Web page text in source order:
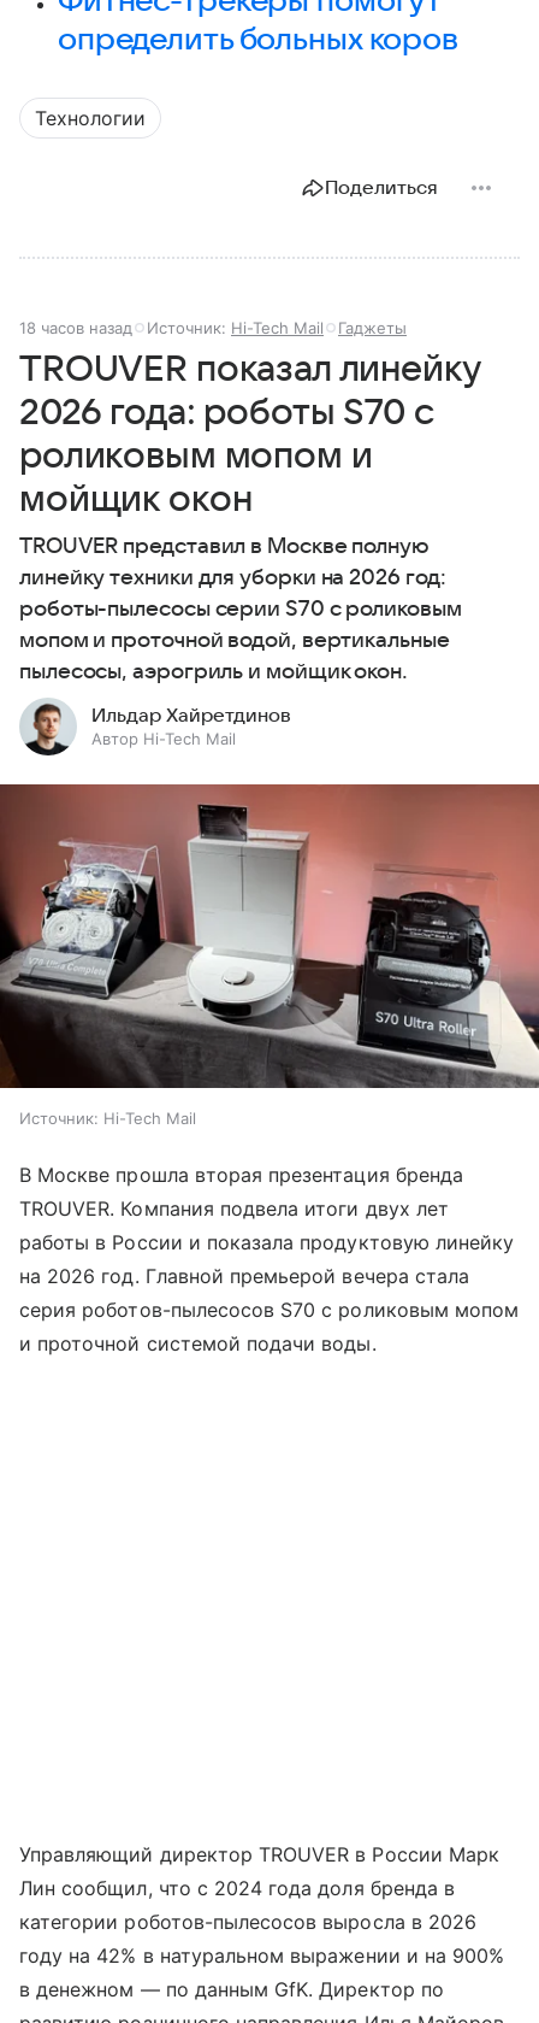
определить больных коров
Технологии
Поделиться
18 часов назад Источник: Hi-Tech Mail Гаджеты
TROUVER показал линейку
2026 года: роботы S70 с
роликовым мопом и
мойщик окон
TROUVER представил в Москве полную
линейку техники для уборки на 2026 год:
роботы-пылесосы серии S70 с роликовым
мопом и проточной водой, вертикальные
пылесосы, аэрогриль и мойщик окон.
Ильдар Хайретдинов
Автор Hi-Tech Mail
Источник: Hi-Tech Mail
В Москве прошла вторая презентация бренда
TROUVER. Компания подвела итоги двух лет
работы в России и показала продуктовую линейку
на 2026 год. Главной премьерой вечера стала
серия роботов-пылесосов S70 с роликовым мопом
и проточной системой подачи воды.
Управляющий директор TROUVER в России Марк
Лин сообщил, что с 2024 года доля бренда в
категории роботов-пылесосов выросла в 2026
году на 42% в натуральном выражении и на 900%
в денежном — по данным GfK. Директор по